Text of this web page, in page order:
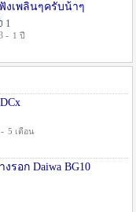
งเพลินๆครับน้าๆ
1
- 1 ปี
5 เดือน
อก Daiwa BG10